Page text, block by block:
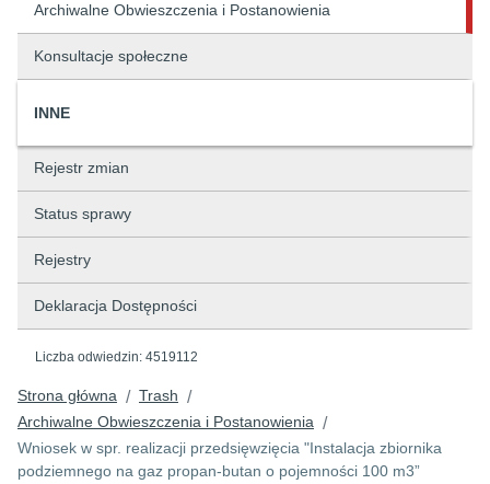
Archiwalne Obwieszczenia i Postanowienia
Konsultacje społeczne
INNE
Rejestr zmian
Status sprawy
Rejestry
Deklaracja Dostępności
Liczba odwiedzin: 4519112
Strona główna / Trash /
Archiwalne Obwieszczenia i Postanowienia /
Wniosek w spr. realizacji przedsięwzięcia "Instalacja zbiornika
podziemnego na gaz propan-butan o pojemności 100 m3”